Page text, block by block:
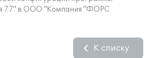
7.7" в ООО "Компания "ФОРС
К списку